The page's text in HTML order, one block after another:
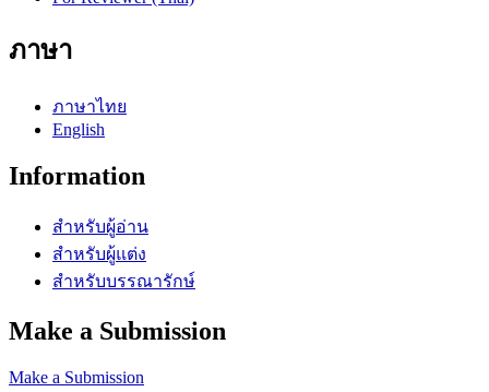
ภาษา
ภาษาไทย
English
Information
สำหรับผู้อ่าน
สำหรับผู้แต่ง
สำหรับบรรณารักษ์
Make a Submission
Make a Submission